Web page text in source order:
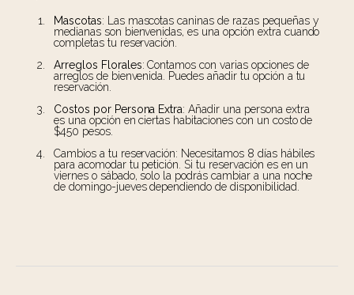
Mascotas: Las mascotas caninas de razas pequeñas y
medianas son bienvenidas, es una opción extra cuando
completas tu reservación.
Arreglos Florales: Contamos con varias opciones de
arreglos de bienvenida. Puedes añadir tu opción a tu
reservación.
Costos por Persona Extra: Añadir una persona extra
es una opción en ciertas habitaciones con un costo de
$450 pesos.
Cambios a tu reservación: Necesitamos 8 días hábiles
para acomodar tu petición. Si tu reservación es en un
viernes o sábado, solo la podrás cambiar a una noche
de domingo-jueves dependiendo de disponibilidad.